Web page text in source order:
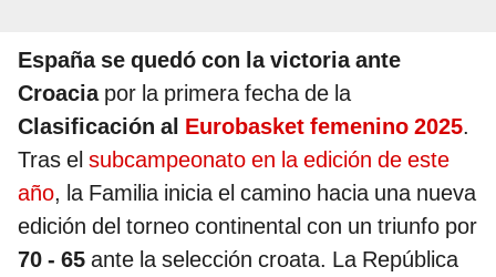
España se quedó con la victoria ante
Croacia por la primera fecha de la
Clasificación al Eurobasket femenino 2025.
Tras el subcampeonato en la edición de este
año, la Familia inicia el camino hacia una nueva
edición del torneo continental con un triunfo por
70 - 65 ante la selección croata. La República